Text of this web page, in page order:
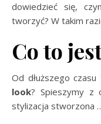
dowiedzieć się,
tworzyć? W takim
Co to
Od dłuższego
look? Spieszymy z
stylizacja stworzona